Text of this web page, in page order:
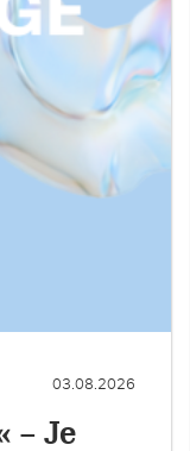
03.08.2026
– Je